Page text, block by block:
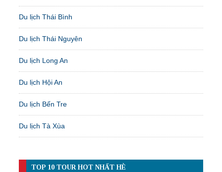
Du lịch Thái Bình
Du lịch Thái Nguyên
Du lịch Long An
Du lịch Hội An
Du lịch Bến Tre
Du lịch Tà Xùa
TOP 10 TOUR HOT NHẤT HÈ